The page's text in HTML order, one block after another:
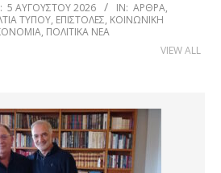
5 ΑΥΓΟΎΣΤΟΥ 2026 IN: ΆΡΘΡΑ,
ΤΎΠΟΥ, ΕΠΙΣΤΟΛΈΣ, ΚΟΙΝΩΝΙΚΉ
, ΠΟΛΙΤΙΚΆ ΝΈΑ
VIEW ALL